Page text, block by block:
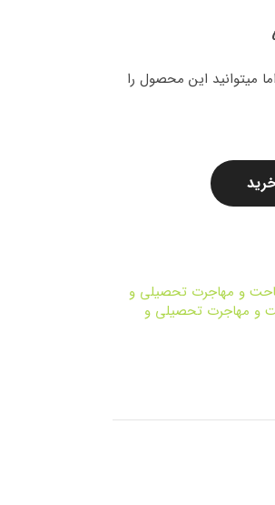
میتوانید این محصول را
و مهاجرت تحصیلی و
و مهاجرت تحصیلی و